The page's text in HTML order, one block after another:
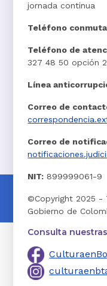
jornada continua
Teléfono
Teléfono de
327 48 50 opción 2
Línea
Correo de
Correo de
NIT: 899999061-9
©Copyright 2025 -
Gobierno de
Consulta